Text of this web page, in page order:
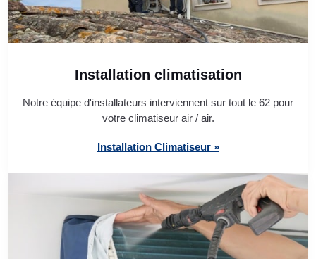
Installation climatisation
Notre équipe d'installateurs interviennent sur tout le 62 pour
votre climatiseur air / air.
Installation Climatiseur »